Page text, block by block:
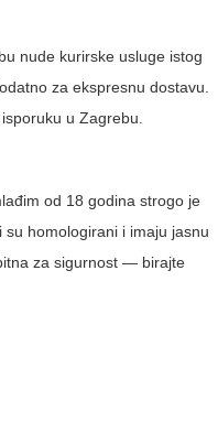
nude kurirske usluge istog
za ekspresnu dostavu.
u Zagrebu.
od 18 godina strogo je
homologirani i imaju jasnu
za sigurnost — birajte